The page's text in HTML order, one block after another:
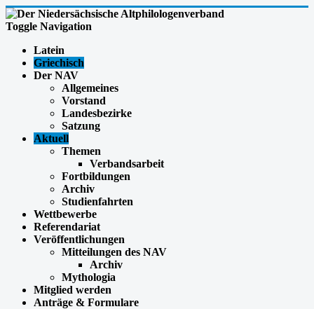
Toggle Navigation
Latein
Griechisch
Der NAV
Allgemeines
Vorstand
Landesbezirke
Satzung
Aktuell
Themen
Verbandsarbeit
Fortbildungen
Archiv
Studienfahrten
Wettbewerbe
Referendariat
Veröffentlichungen
Mitteilungen des NAV
Archiv
Mythologia
Mitglied werden
Anträge & Formulare